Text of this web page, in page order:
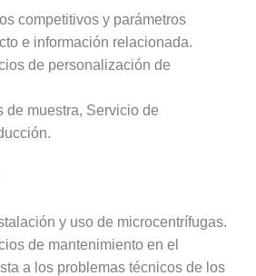
competitivos y parámetros
e información relacionada.
de personalización de
de muestra, Servicio de
y uso de microcentrífugas.
de mantenimiento en el
a los problemas técnicos de los